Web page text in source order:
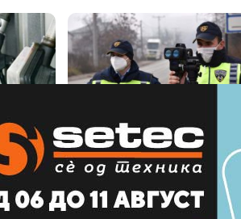
За еден ден казнети 71
Кисела Вода